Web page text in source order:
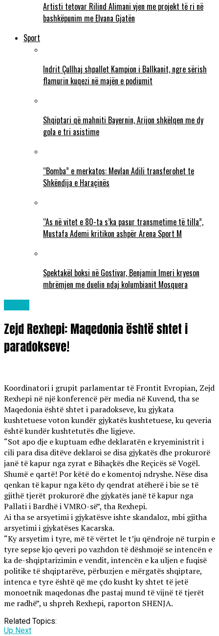
Artisti tetovar Rilind Alimani vjen me projekt të ri në
bashkëpunim me Elvana Gjatën
Sport
Indrit Çullhaj shpallet Kampion i Ballkanit, ngre sërish
flamurin kuqezi në majën e podiumit
Shqiptari që mahniti Bayernin, Arijon shkëlqen me dy
gola e tri asistime
“Bomba” e merkatos: Mevlan Adili transferohet te
Shkëndija e Haraçinës
“As në vitet e 80-ta s’ka pasur transmetime të tilla”,
Mustafa Ademi kritikon ashpër Arena Sport M
Spektakël boksi në Gostivar, Benjamin Imeri kryeson
mbrëmjen me duelin ndaj kolumbianit Mosquera
Zejd Rexhepi: Maqedonia është shtet i
paradokseve!
Koordinatori i grupit parlamentar të Frontit Evropian, Zejd
Rexhepi në një konferencë për media në Kuvend, tha se
Maqedonia është shtet i paradokseve, ku gjykata
kushtetuese voton kundër gjykatës kushtetuese, ku qeveria
është kundër kushtetutës dhe ligjeve.
“Sot apo dje e kuptuam edhe deklaratën e kryeministrit i
cili para disa ditëve deklaroi se disa gjykatës dhe prokurorë
janë të kapur nga zyrat e Bihaçkës dhe Reçicës së Vogël.
Shumë e qartë! Por këtë do e komentoj ndryshe. Nëse disa
qenkan të kapur nga këto dy qendrat atëherë i bie se të
gjithë tjerët prokurorë dhe gjykatës janë të kapur nga
Pallati i Bardhë i VMRO-së”, tha Rexhepi.
Ai tha se arsyetimi i gjykatësve ishte skandaloz, mbi gjitha
arsyetimi i gjykatëses Kacarska.
“Ky arsyetim i tyre, më të vërtet le t’ju qëndroje në turpin e
tyre sepse kjo qeveri po vazhdon të dëshmojë se intencën e
ka de-shqiptarizimin e vendit, intencën e ka uljen e fuqisë
politike të shqiptarëve, përbuzjen e mërgatës shqiptare,
intenca e tyre është që me çdo kusht ky shtet të jetë
monoetnik maqedonas dhe pastaj mund të vijnë të tjerët
me radhë”, u shpreh Rexhepi, raporton SHENJA.
Related Topics:
Up Next